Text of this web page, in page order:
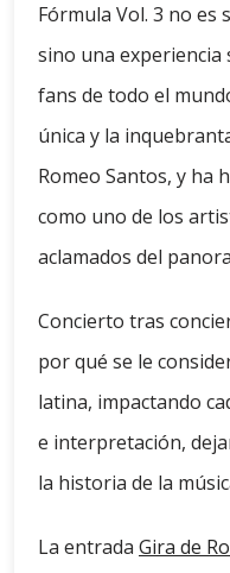
Fórmula Vol. 3 no es
sino una experiencia
fans de todo el
única y la
Romeo Santos, y ha
como uno de los
aclamados del
Concierto tras
por qué se le
latina, impactando
e interpretación,
la historia de la
La entrada Gira de